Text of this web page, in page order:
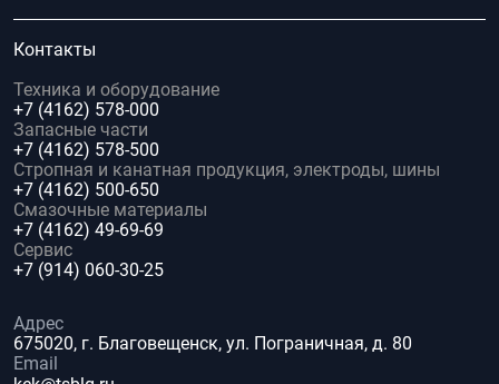
Контакты
Техника и оборудование
+7 (4162) 578-000
Запасные части
+7 (4162) 578-500
Стропная и канатная продукция, электроды, шины
+7 (4162) 500-650
Смазочные материалы
+7 (4162) 49-69-69
Сервис
+7 (914) 060-30-25
Адрес
675020, г. Благовещенск, ул. Пограничная, д. 80
Email